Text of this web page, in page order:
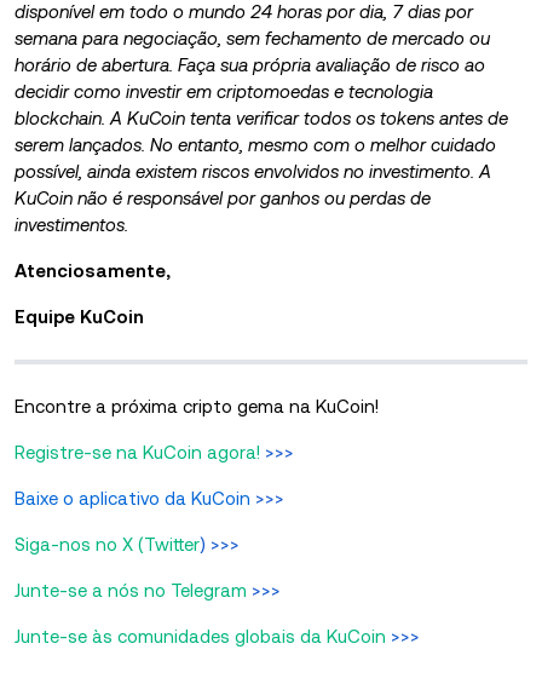
disponível em todo o mundo 24 horas por dia, 7 dias por
semana para negociação, sem fechamento de mercado ou
horário de abertura. Faça sua própria avaliação de risco ao
decidir como investir em criptomoedas e tecnologia
blockchain. A KuCoin tenta verificar todos os tokens antes de
serem lançados. No entanto, mesmo com o melhor cuidado
possível, ainda existem riscos envolvidos no investimento. A
KuCoin não é responsável por ganhos ou perdas de
investimentos.
Atenciosamente,
Equipe KuCoin
Encontre a próxima cripto gema na KuCoin!
Registre-se na KuCoin agora! >>>
Baixe o aplicativo da KuCoin >>>
Siga-nos no X (Twitter) >>>
Junte-se a nós no Telegram >>>
Junte-se às comunidades globais da KuCoin >>>